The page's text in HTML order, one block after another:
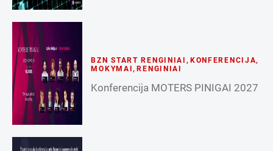
BZN START RENGINIAI , KONFERENCIJA,
MOKYMAI, RENGINIAI
Konferencija MOTERS PINIGAI 2027